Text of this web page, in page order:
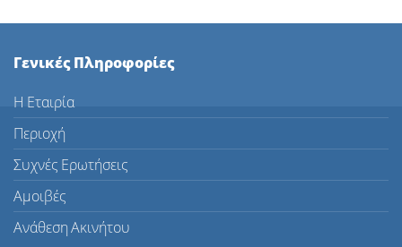
Γενικές Πληροφορίες
Η Εταιρία
Περιοχή
Συχνές Ερωτήσεις
Αμοιβές
Ανάθεση Ακινήτου